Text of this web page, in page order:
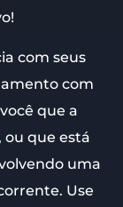
com seus
com
que a
ou que está
uma
Use